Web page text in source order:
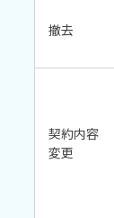
撤去
契約内容
変更